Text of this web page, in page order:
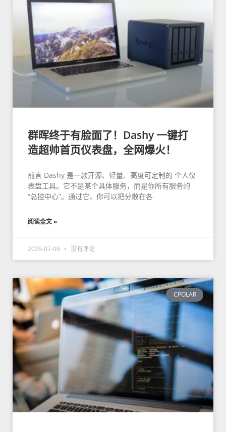
群晖终于有脸面了！Dashy 一键打
造超帅首页仪表盘，全网爆火！
前言 Dashy 是一款开源、轻量、高度可定制的 个人仪
表盘工具。它不是某个具体服务，而是你所有服务的
“总控中心”。通过它，你可以把分散在各
阅读全文 »
2026-07-09 没有评论
CPOLAR